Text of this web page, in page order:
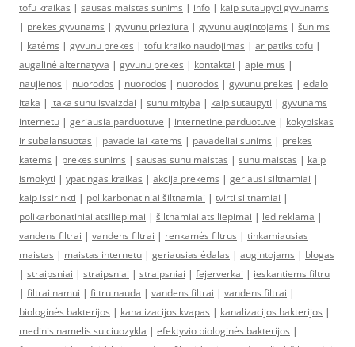
tofu kraikas | sausas maistas sunims | info | kaip sutaupyti gyvunams
| prekes gyvunams | gyvunu prieziura | gyvunu augintojams | šunims
| katėms | gyvunu prekes | tofu kraiko naudojimas | ar patiks tofu |
augalinė alternatyva | gyvunu prekes | kontaktai | apie mus |
naujienos | nuorodos | nuorodos | nuorodos | gyvunu prekes | edalo
itaka | itaka sunu isvaizdai | sunu mityba | kaip sutaupyti | gyvunams
internetu | geriausia parduotuve | internetine parduotuve | kokybiskas
ir subalansuotas | pavadeliai katems | pavadeliai sunims | prekes
katems | prekes sunims | sausas sunu maistas | sunu maistas | kaip
ismokyti | ypatingas kraikas | akcija prekems | geriausi siltnamiai |
kaip issirinkti | polikarbonatiniai šiltnamiai | tvirti siltnamiai |
polikarbonatiniai atsiliepimai | šiltnamiai atsiliepimai | led reklama |
vandens filtrai | vandens filtrai | renkamės filtrus | tinkamiausias
maistas | maistas internetu | geriausias ėdalas | augintojams | blogas
| straipsniai | straipsniai | straipsniai | fejerverkai | ieskantiems filtru
| filtrai namui | filtru nauda | vandens filtrai | vandens filtrai |
biologinės bakterijos | kanalizacijos kvapas | kanalizacijos bakterijos |
medinis namelis su ciuozykla | efektyvio biologinės bakterijos |